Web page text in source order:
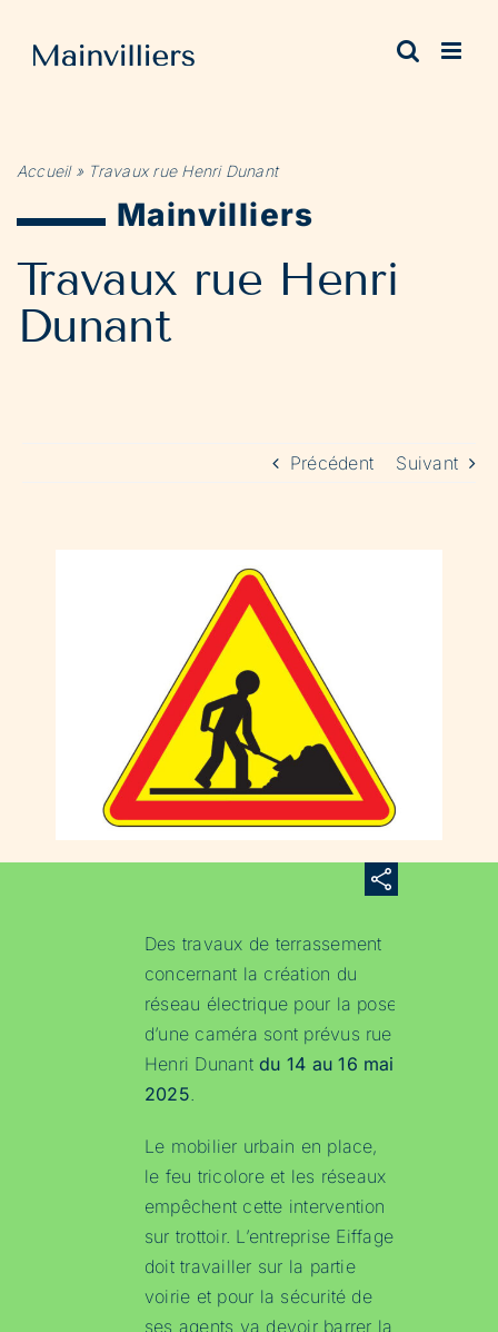
contenu
Accueil» Travaux rue Henri Dunant
Mainvilliers
Travaux rue Henri
Dunant
Précédent Suivant
Des travaux de terrassement
concernant la création du
réseau électrique pour la pose
d’une caméra sont prévus rue
Henri Dunantdu 14 au 16 mai
2025.
Le mobilier urbain en place,
le feu tricolore et les réseaux
empêchent cette intervention
sur trottoir. L’entreprise Eiffage
doit travailler sur la partie
voirie et pour la sécurité de
ses agents va devoir barrer la